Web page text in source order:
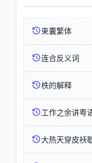
束囊繁体
连合反义词
柣的解释
工作之余讲粤
大热天穿皮袄